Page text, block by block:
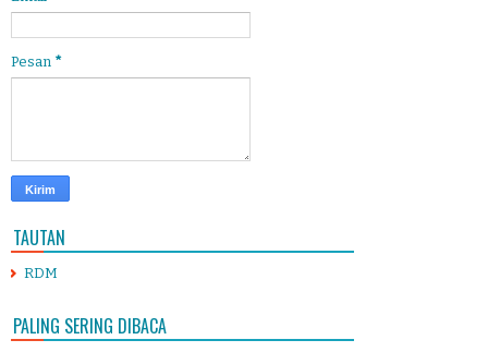
Pesan *
TAUTAN
RDM
PALING SERING DIBACA